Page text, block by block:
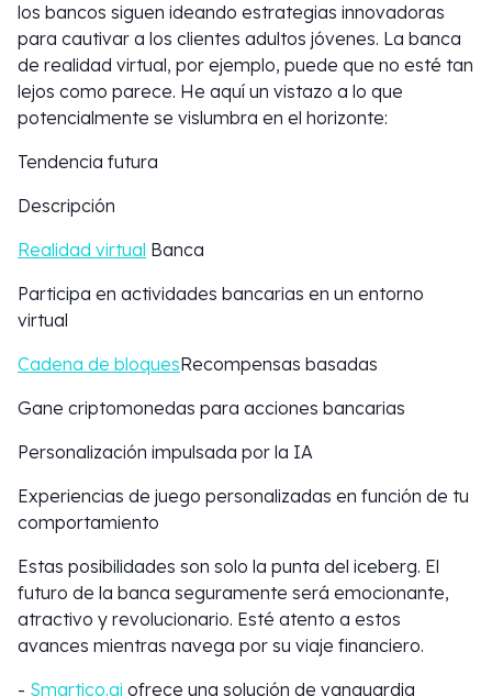
los bancos siguen ideando estrategias innovadoras
para cautivar a los clientes adultos jóvenes. La banca
de realidad virtual, por ejemplo, puede que no esté tan
lejos como parece. He aquí un vistazo a lo que
potencialmente se vislumbra en el horizonte:
Tendencia futura
Descripción
Realidad virtual Banca
Participa en actividades bancarias en un entorno
virtual
Cadena de bloquesRecompensas basadas
Gane criptomonedas para acciones bancarias
Personalización impulsada por la IA
Experiencias de juego personalizadas en función de tu
comportamiento
Estas posibilidades son solo la punta del iceberg. El
futuro de la banca seguramente será emocionante,
atractivo y revolucionario. Esté atento a estos
avances mientras navega por su viaje financiero.
- Smartico.ai ofrece una solución de vanguardia